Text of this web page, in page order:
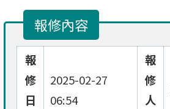
報修內容
報
修
日
2025-02-27
06:54
報
修
人